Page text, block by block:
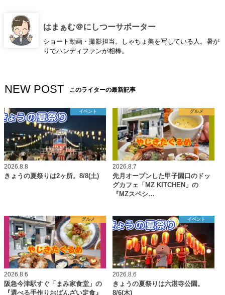
はまぁむ＠にしつーサポーター
ショート動画・撮影担当。しゃちょ美を写している人。暑が
りでハンディファンが相棒。
NEW POST このライターの最新記事
イベント
2026.8.8
きょうの夏祭りは2ヶ所。8/8(土)
グルメ
2026.8.7
先月オープンした甲子園口のドッ
グカフェ「MZ KITCHEN」の
『MZスペシ…
グルメ
2026.8.6
阪急今津駅すぐ「まみ家食堂」の
『選べる手作りおばんざい定食』
イベント
2026.8.6
きょうの夏祭りは六湛寺公園。
8/6(木)